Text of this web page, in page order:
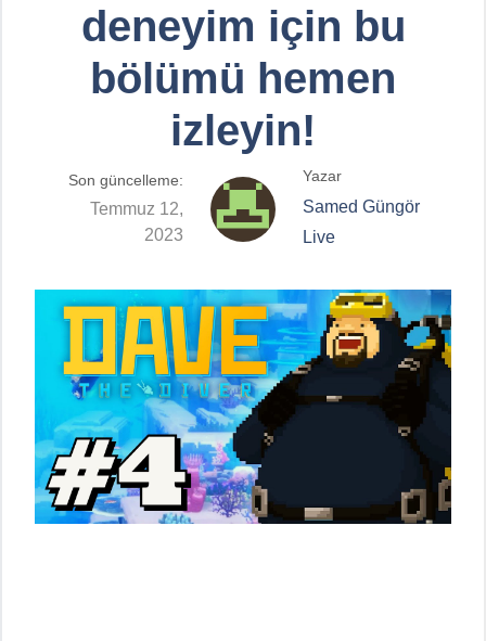
deneyim için bu
bölümü hemen
izleyin!
Son güncelleme:
Temmuz 12,
2023
Yazar
Samed Güngör
Live